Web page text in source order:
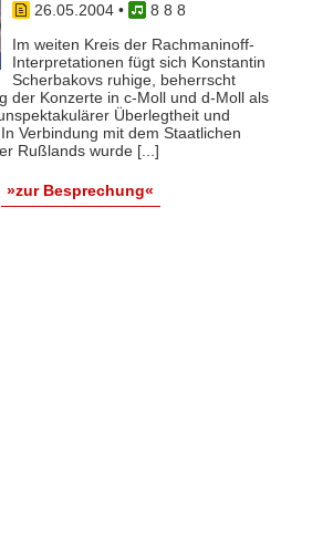
26.05.2004•
8 8 8
Im weiten Kreis der Rachmaninoff-
Interpretationen fügt sich Konstantin
Scherbakovs ruhige, beherrscht
der Konzerte in c-Moll und d-Moll als
Überlegtheit und
Verbindung mit dem Staatlichen
Rußlands wurde [...]
»zur Besprechung«